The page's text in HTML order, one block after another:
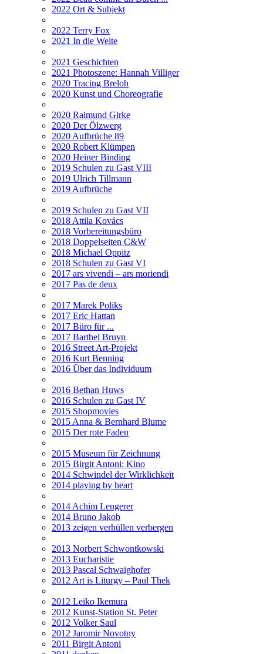
2022 Ort & Subjekt
2022 Terry Fox
2021 In die Weite
2021 Geschichten
2021 Photoszene: Hannah Villiger
2020 Tracing Breloh
2020 Kunst und Choreografie
2020 Raimund Girke
2020 Der Ölzwerg
2020 Aufbrüche 89
2020 Robert Klümpen
2020 Heiner Binding
2019 Schulen zu Gast VIII
2019 Ulrich Tillmann
2019 Aufbrüche
2019 Schulen zu Gast VII
2018 Attila Kovács
2018 Vorbereitungsbüro
2018 Doppelseiten C&W
2018 Michael Oppitz
2018 Schulen zu Gast VI
2017 ars vivendi – ars moriendi
2017 Pas de deux
2017 Marek Poliks
2017 Eric Hattan
2017 Büro für ...
2017 Barthel Bruyn
2016 Street Art-Projekt
2016 Kurt Benning
2016 Über das Individuum
2016 Bethan Huws
2016 Schulen zu Gast IV
2015 Shopmovies
2015 Anna & Bernhard Blume
2015 Der rote Faden
2015 Museum für Zeichnung
2015 Birgit Antoni: Kino
2014 Schwindel der Wirklichkeit
2014 playing by heart
2014 Achim Lengerer
2014 Bruno Jakob
2013 zeigen verhüllen verbergen
2013 Norbert Schwontkowski
2013 Eucharistie
2013 Pascal Schwaighofer
2012 Art is Liturgy – Paul Thek
2012 Leiko Ikemura
2012 Kunst-Station St. Peter
2012 Volker Saul
2012 Jaromir Novotny
2011 Birgit Antoni